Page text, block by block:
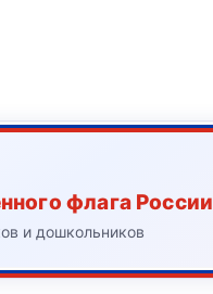
флага России
и дошкольников